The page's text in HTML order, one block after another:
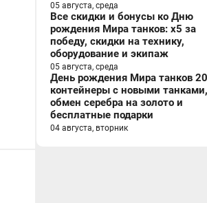
05 августа, среда
Все скидки и бонусы ко Дню
рождения Мира танков: x5 за
победу, скидки на технику,
оборудование и экипаж
05 августа, среда
День рождения Мира танков
контейнеры с новыми танками,
обмен серебра на золото и
бесплатные подарки
04 августа, вторник